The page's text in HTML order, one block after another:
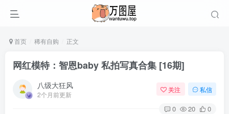
首页 稀有自购 正文
网红模特：智恩baby 私拍写真合集 [16期]
八级大狂风
2个月前更新
关注 私信
0 20 0